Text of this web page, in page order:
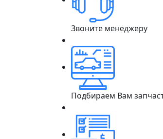
Звоните менеджеру
Подбираем Вам